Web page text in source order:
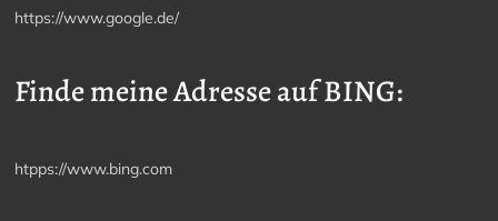
https://www.google.de/
Finde meine Adresse auf BING:
htpps://www.bing.com